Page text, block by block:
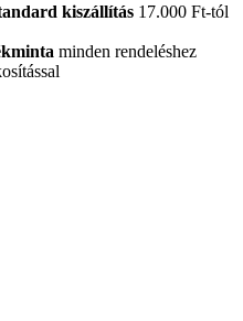
kiszállítás 17.000 Ft-tól
minden rendeléshez